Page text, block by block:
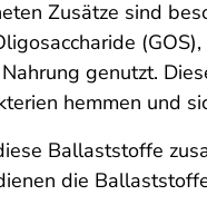
Zusätze sind
(GOS),
genutzt.
hemmen und
Ballaststoffe
die